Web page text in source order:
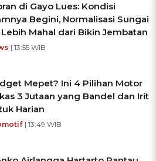
di Gayo Lues: Kondisi
Begini, Normalisasi Sungai
Mahal dari Bikin Jembatan
| 13:55 WIB
Mepet? Ini 4 Pilihan Motor
3 Jutaan yang Bandel dan Irit
Harian
| 13:49 WIB